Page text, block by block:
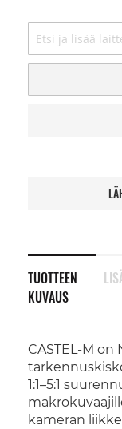
TUOTTEEN
KUVAUS
CASTEL-M
1:1–5:1
kameran